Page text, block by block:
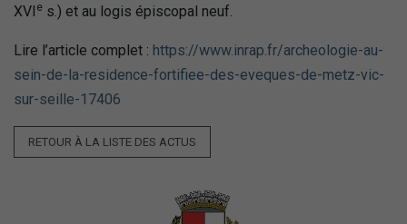
XVI e s.) et au logis épiscopal neuf.
Lire l’article complet : https://www.inrap.fr/archeologie-au-
sein-de-la-residence-fortifiee-des-eveques-de-metz-vic-
sur-seille-17406
RETOUR À LA LISTE DES ACTUS